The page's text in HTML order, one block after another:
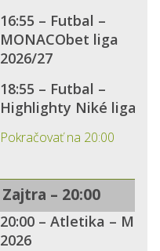
16:55 – Futbal –
MONACObet liga
2026/27
18:55 – Futbal –
Highlighty Niké liga
Pokračovať na 20:00
Zajtra – 20:00
20:00 – Atletika – ME
2026